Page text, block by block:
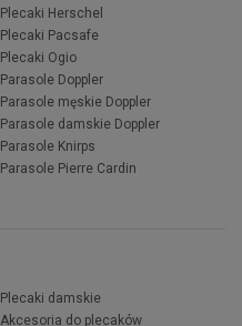
Plecaki Herschel
Plecaki Pacsafe
Plecaki Ogio
Parasole Doppler
Parasole męskie Doppler
Parasole damskie Doppler
Parasole Knirps
Parasole Pierre Cardin
Plecaki damskie
Akcesoria do plecaków